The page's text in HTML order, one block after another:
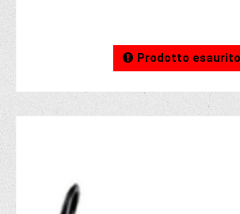
Prodotto esaurito